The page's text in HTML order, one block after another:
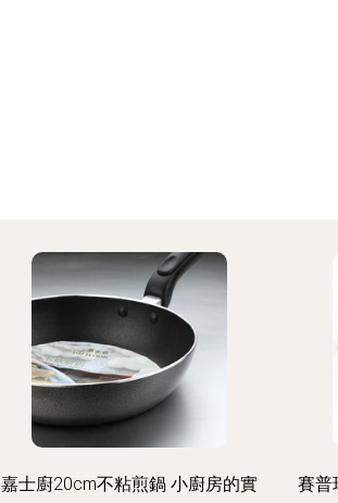
嘉士廚20cm不粘煎鍋 小廚房的實
賽普